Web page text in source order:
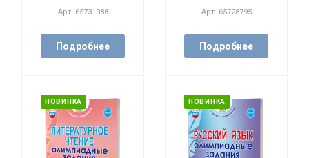
Арт. 65731088
Подробнее
Арт. 65728795
Подробнее
НОВИНКА НОВИНКА